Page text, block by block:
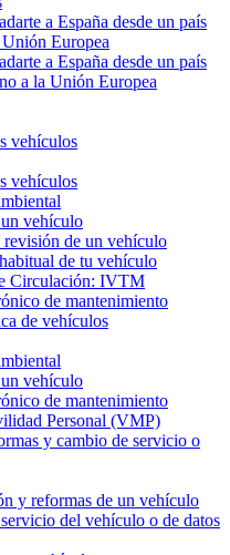
a España desde un país
Europea
a España desde un país
a la Unión Europea
vehículos
vehículos
vehículo
revisión de un vehículo
de tu vehículo
Circulación: IVTM
de mantenimiento
de vehículos
vehículo
de mantenimiento
Personal (VMP)
y cambio de servicio o
y reformas de un vehículo
del vehículo o de datos